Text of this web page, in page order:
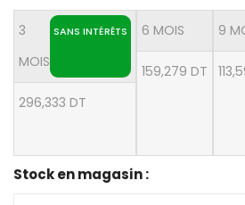
3
MOIS
SANS INTÉRÊTS
296,333 DT
6 MOIS
159,279 DT
9
Stock en magasin :